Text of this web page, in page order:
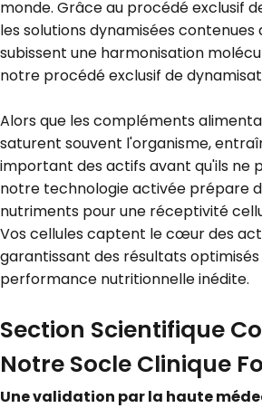
monde. Grâce au procédé exclusif
les solutions dynamisées contenues
subissent une harmonisation
notre procédé exclusif de
Alors que les compléments
saturent souvent l'organisme,
important des actifs avant qu'ils ne
notre technologie activée prépare
nutriments pourune réceptivité
Vos cellules captent le cœur des
garantissant des résultats
performance nutritionnelle inédite.
Section Scientifique
Notre Socle Clinique
Une validation par la haute